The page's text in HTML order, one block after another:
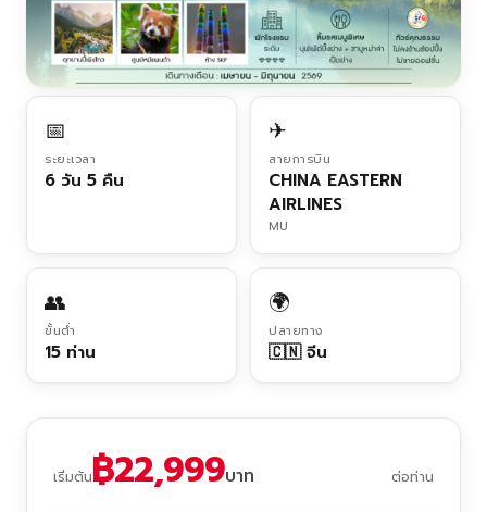
📅
ระยะเวลา
6 วัน 5 คืน
✈
สายการบิน
CHINA EASTERN
AIRLINES
MU
👥
ขั้นต่ำ
15 ท่าน
🌍
ปลายทาง
🇨🇳 จีน
เริ่มต้น฿22,999บาท ต่อท่าน